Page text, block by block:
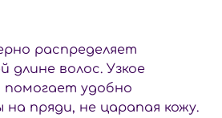
распределяет
длине волос. Узкое
помогает удобно
на пряди, не царапая кожу.